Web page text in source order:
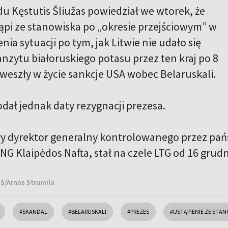
Kęstutis Šliužas powiedział we wtorek, że
ze stanowiska po „okresie przejściowym” w
sytuacji po tym, jak Litwie nie udało się
białoruskiego potasu przez ten kraj po 8
w życie sankcje USA wobec Belaruskali.
jednak daty rezygnacji prezesa.
dyrektor generalny kontrolowanego przez
Klaipėdos Nafta, stał na czele LTG od 16
Arnas Strumila
#SKANDAL #BELARUSKALI #PREZES #USTĄPIENIE ZE